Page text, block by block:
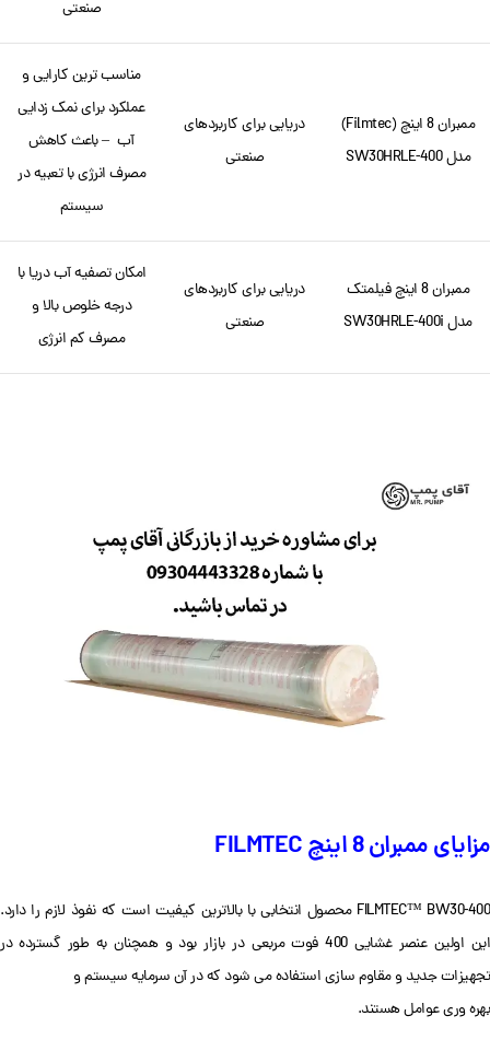
صنعتی
ممبران 8 اینچ (Filmtec)
مدل SW30HRLE-400
دریایی برای کاربردهای
صنعتی
مناسب ترین کارایی و
عملکرد برای نمک زدایی
آب – باعث کاهش
مصرف انرژی با تعبیه در
سیستم
ممبران 8 اینچ فیلمتک
مدل SW30HRLE-400i
دریایی برای کاربردهای
صنعتی
امکان تصفیه آب دریا با
درجه خلوص بالا و
مصرف کم انرژی
مزایای ممبران 8 اینچ FILMTEC
FILMTEC™ BW30-400 محصول انتخابی با بالاترین کیفیت است که نفوذ لازم را دارد.
این اولین عنصر غشایی 400 فوت مربعی در بازار بود و همچنان به طور گسترده در
تجهیزات جدید و مقاوم سازی استفاده می شود که در آن سرمایه سیستم و
بهره وری عوامل هستند.